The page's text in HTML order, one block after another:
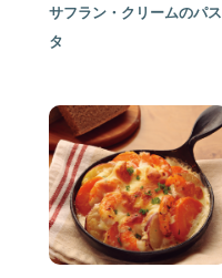
サフラン・クリームのパス
タ